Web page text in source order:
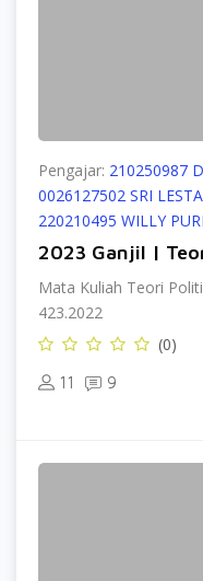
Pengajar: 210250987
0026127502 SRI
220210495 WILLY
2023 Ganjil |
Mata Kuliah Teori
423.2022
(0)
11 9